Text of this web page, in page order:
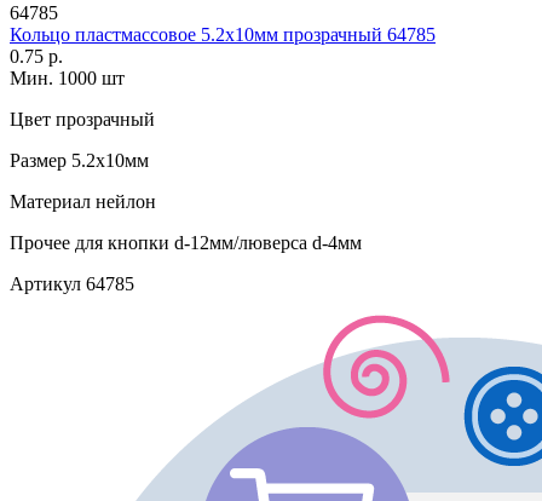
64785
Кольцо пластмассовое 5.2х10мм прозрачный 64785
0.75 р.
Мин. 1000 шт
Цвет прозрачный
Размер 5.2х10мм
Материал нейлон
Прочее для кнопки d-12мм/люверса d-4мм
Артикул 64785